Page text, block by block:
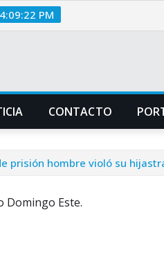
4:09:23 PM
CONTACTO
prisión hombre violó su